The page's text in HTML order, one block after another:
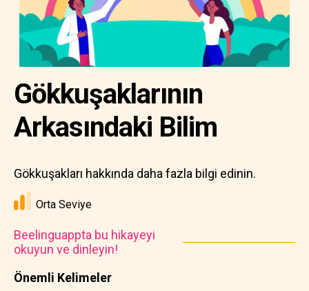
Önemli Kelimeler
Gökkuşaklarının
Arkasındaki Bilim
Gökkuşakları hakkında daha fazla bilgi edinin.
Orta Seviye
Beelinguappta bu hikayeyi
okuyun ve dinleyin!